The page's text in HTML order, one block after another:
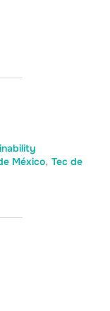
México, Tec de